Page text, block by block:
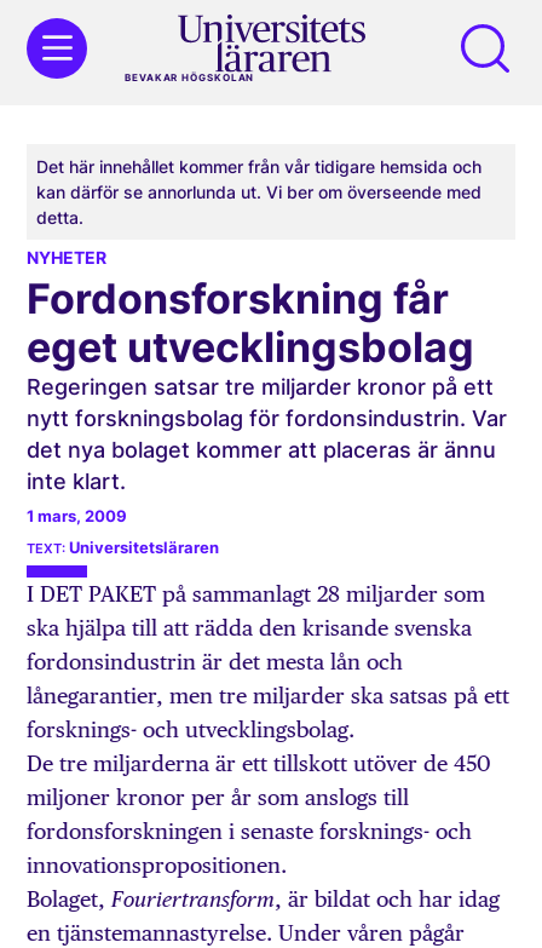
BEVAKAR HÖGSKOLAN
Det här innehållet kommer från vår tidigare hemsida och
kan därför se annorlunda ut. Vi ber om överseende med
detta.
NYHETER
Fordonsforskning får
eget utvecklingsbolag
Regeringen satsar tre miljarder kronor på ett
nytt forskningsbolag för fordonsindustrin. Var
det nya bolaget kommer att placeras är ännu
inte klart.
1 mars, 2009
Universitetsläraren
I DET PAKET på sammanlagt 28 miljarder som
ska hjälpa till att rädda den krisande svenska
fordonsindustrin är det mesta lån och
lånegarantier, men tre miljarder ska satsas på ett
forsknings- och utvecklingsbolag.
De tre miljarderna är ett tillskott utöver de 450
miljoner kronor per år som anslogs till
fordonsforskningen i senaste forsknings- och
innovationspropositionen.
Bolaget,Fouriertransform, är bildat och har idag
en tjänstemannastyrelse. Under våren pågår